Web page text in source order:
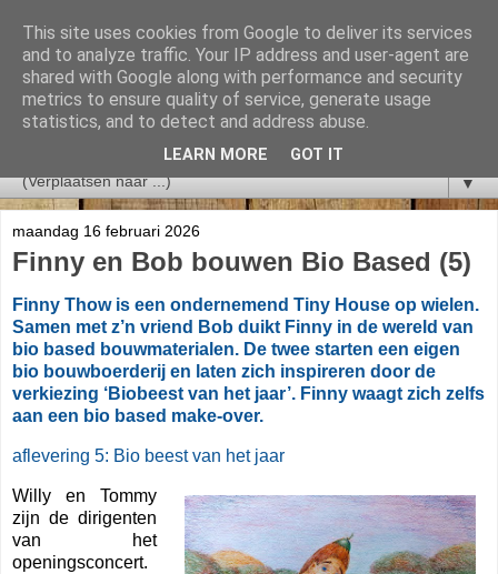
▼
maandag 16 februari 2026
Finny en Bob bouwen Bio Based (5)
Finny Thow is een ondernemend Tiny House op wielen.
Samen met z’n vriend Bob duikt Finny in de wereld van
bio based bouwmaterialen. De twee starten een eigen
bio bouwboerderij en laten zich inspireren door de
verkiezing ‘Biobeest van het jaar’. Finny waagt zich zelfs
aan een bio based make-over.
aflevering 5: Bio beest van het jaar
Willy en Tommy
zijn de dirigenten
van het
openingsconcert.
This site uses cookies from Google to deliver its services
and to analyze traffic. Your IP address and user-agent are
shared with Google along with performance and security
metrics to ensure quality of service, generate usage
statistics, and to detect and address abuse.
LEARN MORE GOT IT